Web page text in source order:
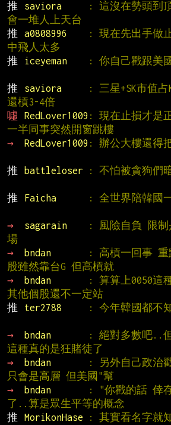
推
saviora
: 這沒在勢頭到
會一堆人上天台
推
a0808996
: 現在先出手做
中飛人太多
推
iceyeman
: 你自己戳跟美
推
saviora
: 三星+SK市值占
還槓3-4倍
噓
RedLover1009 : 現在止損才是
一半同事突然開窗跳樓
→
RedLover1009 : 辦公大樓還得
推
battleloser
: 不怕被貪狗們
推
Faicha
: 全世界陪韓國
→
sagarain
: 風險自負 限制
場
→
bndan
: 高槓一回事 重
股雖然靠台G 但高槓就
→
bndan
: 算算上0050這
其他個股還不一定站
推
ter2788
: 今年韓國都不
→
bndan
: 絕對多數吧..
這種真的是狂賭徒了
→
bndan
: 另外自己政治
只會是高層 但美國"幫
→
bndan
: "你戳的話 倖
了..算是眾生平等的概念
推
MorikonHase
: 其實看名字就